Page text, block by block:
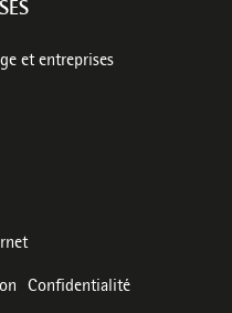
et entreprises
Confidentialité